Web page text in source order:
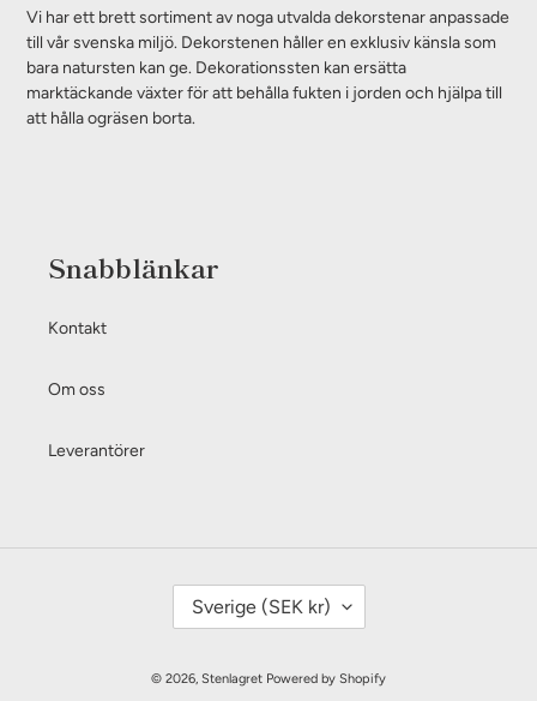
produkten
i
din
varukorg
Vi har ett brett sortiment av noga utvalda dekorstenar anpassade
till vår svenska miljö. Dekorstenen håller en exklusiv känsla som
bara natursten kan ge. Dekorationssten kan ersätta
marktäckande växter för att behålla fukten i jorden och hjälpa till
att hålla ogräsen borta.
Snabblänkar
Kontakt
Om oss
Leverantörer
L
A
N
Sverige (SEK kr)
© 2026, Stenlagret Powered by Shopify